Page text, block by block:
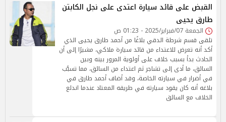
القبض على قائد سيارة اعتدى على نجل الكابتن
طارق يحيى
الجمعة 07/فبراير/2025 - 01:23 ص
تلقى قسم شرطة الدقي بلاغًا من أحمد طارق يحيى الذي
أكد أنه تعرض للاعتداء من قائد سيارة ملاكي، مشيرًا إلى أن
الحادث بدأ بسبب خلاف على أولوية المرور بينه وبين
السائق، ما أدى إلى تشاجر ثم اعتداء من السائق، مما تسبَّب
في أضرار في سيارته الخاصة، وقد أضاف أحمد طارق في
بلاغه أنه كان يقود سيارته في طريقه المعتاد عندما اندلع
الخلاف مع السائق